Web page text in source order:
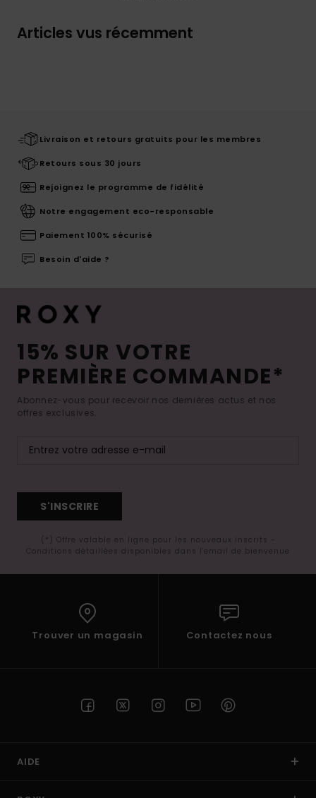
Articles vus récemment
Livraison et retours gratuits pour les membres
Retours sous 30 jours
Rejoignez le programme de fidélité
Notre engagement eco-responsable
Paiement 100% sécurisé
Besoin d'aide ?
15% SUR VOTRE
PREMIÈRE COMMANDE*
Abonnez-vous pour recevoir nos dernières actus et nos
offres exclusives.
S'INSCRIRE
(*) Offre valable en ligne pour les nouveaux inscrits -
Conditions détaillées disponibles dans l'email de bienvenue
Trouver un magasin Contactez nous
AIDE